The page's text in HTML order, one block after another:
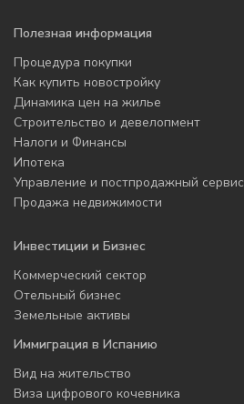
Полезная информация
Процедура покупки
Как купить новостройку
Динамика цен на жилье
Строительство и девелопмент
Налоги и Финансы
Ипотека
Управление и постпродажный сервис
Продажа недвижимости
Инвестиции и Бизнес
Коммерческий сектор
Отельный бизнес
Земельные активы
Иммиграция в Испанию
Вид на жительство
Виза цифрового кочевника